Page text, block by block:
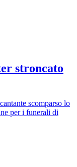
stroncato
scomparso lo
per i funerali di